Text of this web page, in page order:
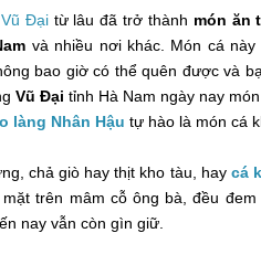
Đạitừ lâu đã trở thành món ăn
và nhiều nơi khác. Món cá
bao giờ có thể quên được và
Vũ Đại tỉnh Hà Nam ngày nay
làng Nhân Hậu tự hào là món cá
chả giò hay thịt kho tàu, hay cá
trên mâm cỗ ông bà, đều
nay vẫn còn gìn giữ.